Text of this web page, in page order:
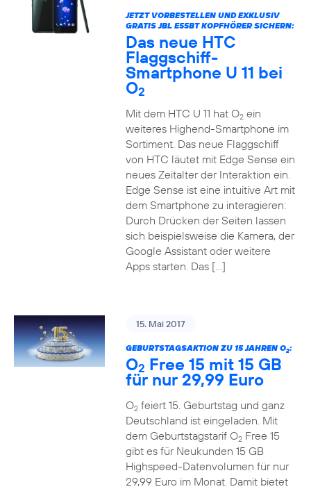
JETZT VORBESTELLEN UND EXKLUSIV
GRATIS JBL E55BT KOPFHÖRER SICHERN:
Das neue HTC
Flaggschiff-
Smartphone U 11 bei
O2
Mit dem HTC U 11 hat O2ein
weiteres Highend-Smartphone im
Sortiment. Das neue Flaggschiff
von HTC läutet mit Edge Sense ein
neues Zeitalter der Interaktion ein.
Edge Sense ist eine intuitive Art mit
dem Smartphone zu interagieren:
Durch Drücken der Seiten lassen
sich beispielsweise die Kamera, der
Google Assistant oder weitere
Apps starten. Das […]
15. Mai 2017
GEBURTSTAGSAKTION ZU 15 JAHREN O2:
O2 Free 15 mit 15 GB
für nur 29,99 Euro
O2feiert 15. Geburtstag und ganz
Deutschland ist eingeladen. Mit
dem Geburtstagstarif O2Free 15
gibt es für Neukunden 15 GB
Highspeed-Datenvolumen für nur
29,99 Euro im Monat. Damit bietet